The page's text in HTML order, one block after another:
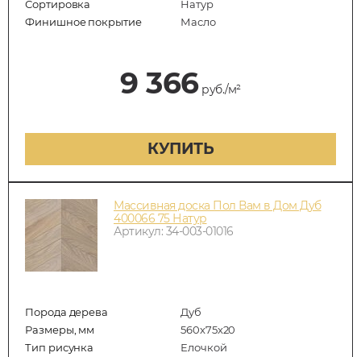
Сортировка
Натур
Финишное покрытие
Масло
9 366руб./м²
КУПИТЬ
Массивная доска Пол Вам в Дом Дуб
400066 75 Натур
Артикул: 34-003-01016
Порода дерева
Дуб
Размеры, мм
560x75x20
Тип рисунка
Елочкой